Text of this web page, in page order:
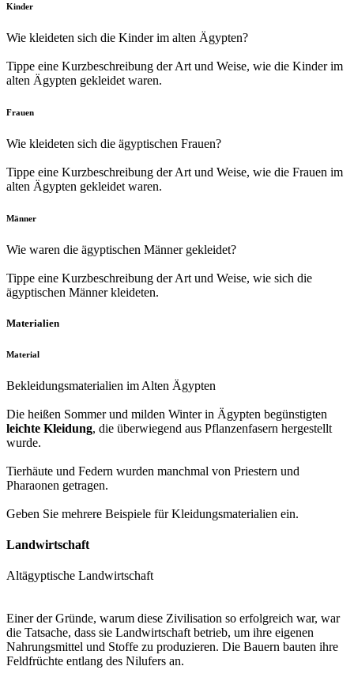
Kinder
Wie kleideten sich die Kinder im alten Ägypten?
Tippe eine Kurzbeschreibung der Art und Weise, wie die Kinder im
alten Ägypten gekleidet waren.
Frauen
Wie kleideten sich die ägyptischen Frauen?
Tippe eine Kurzbeschreibung der Art und Weise, wie die Frauen im
alten Ägypten gekleidet waren.
Männer
Wie waren die ägyptischen Männer gekleidet?
Tippe eine Kurzbeschreibung der Art und Weise, wie sich die
ägyptischen Männer kleideten.
Materialien
Material
Bekleidungsmaterialien im Alten Ägypten
Die heißen Sommer und milden Winter in Ägypten begünstigten
leichte Kleidung, die überwiegend aus Pflanzenfasern hergestellt
wurde.
Tierhäute und Federn wurden manchmal von Priestern und
Pharaonen getragen.
Geben Sie mehrere Beispiele für Kleidungsmaterialien ein.
Landwirtschaft
Altägyptische Landwirtschaft
Einer der Gründe, warum diese Zivilisation so erfolgreich war, war
die Tatsache, dass sie Landwirtschaft betrieb, um ihre eigenen
Nahrungsmittel und Stoffe zu produzieren. Die Bauern bauten ihre
Feldfrüchte entlang des Nilufers an.